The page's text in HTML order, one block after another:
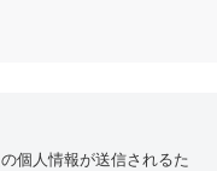
個人情報が送信されるた